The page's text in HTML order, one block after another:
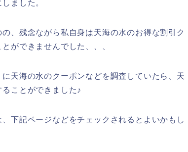
ました。
、残念ながら私自身は天海の水のお得な割引ク
ができませんでした、、、
天海の水のクーポンなどを調査していたら、天
ことができました♪
下記ページなどをチェックされるとよいかもし